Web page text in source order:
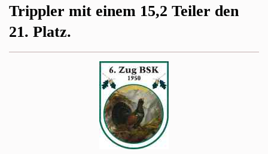
Trippler mit einem 15,2 Teiler den
21. Platz.